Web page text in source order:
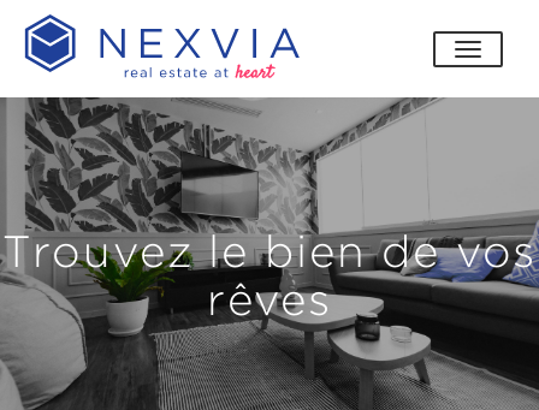
Trouvez le bien de vos
rêves